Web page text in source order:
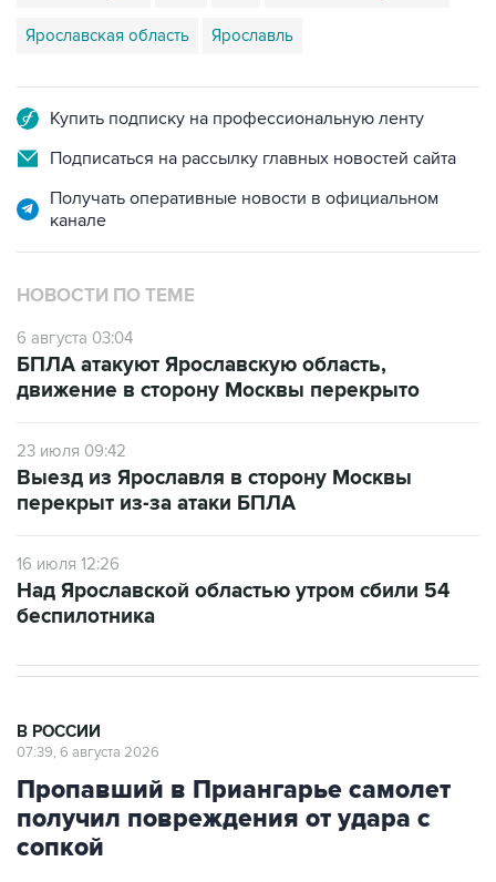
Ярославская область Ярославль
Купить подписку на профессиональную ленту
Подписаться на рассылку главных новостей сайта
Получать оперативные новости в официальном
канале
НОВОСТИ ПО ТЕМЕ
6 августа 03:04
БПЛА атакуют Ярославскую область,
движение в сторону Москвы перекрыто
23 июля 09:42
Выезд из Ярославля в сторону Москвы
перекрыт из-за атаки БПЛА
16 июля 12:26
Над Ярославской областью утром сбили 54
беспилотника
В РОССИИ
07:39, 6 августа 2026
Пропавший в Приангарье самолет
получил повреждения от удара с
сопкой